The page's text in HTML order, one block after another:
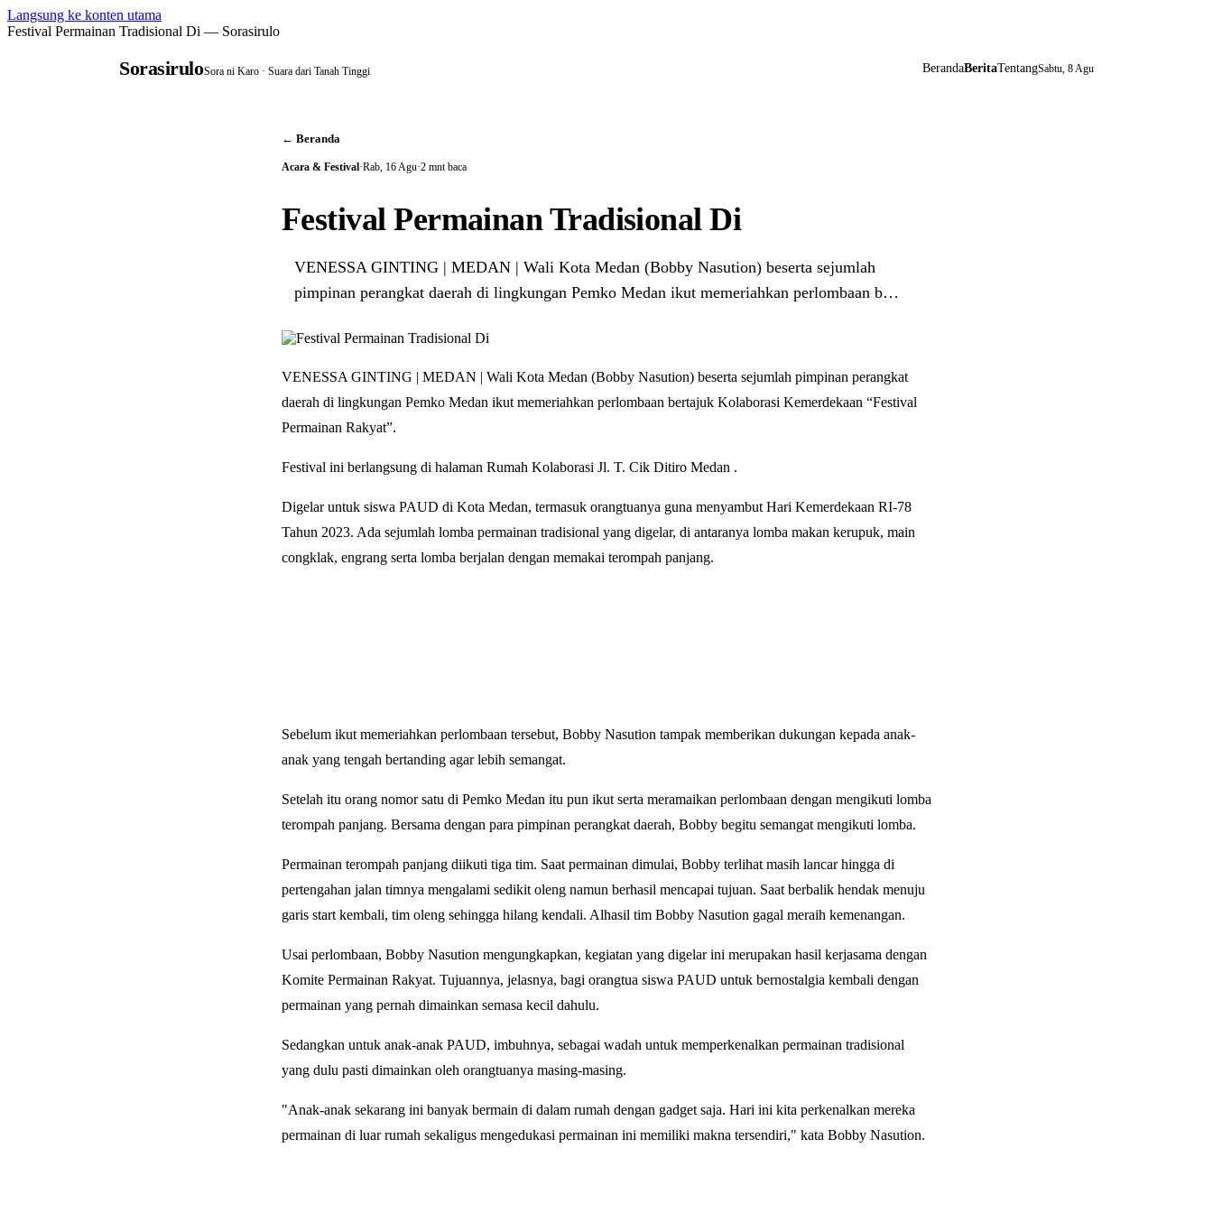
Langsung ke konten utama
Festival Permainan Tradisional Di — Sorasirulo
SorasiruloSora ni Karo · Suara dari Tanah Tinggi BerandaBeritaTentangSabtu, 8 Agu
← Beranda
Acara & Festival·Rab, 16 Agu·2 mnt baca
Festival Permainan Tradisional Di
VENESSA GINTING | MEDAN | Wali Kota Medan (Bobby Nasution) beserta sejumlah
pimpinan perangkat daerah di lingkungan Pemko Medan ikut memeriahkan perlombaan b…
VENESSA GINTING | MEDAN | Wali Kota Medan (Bobby Nasution) beserta sejumlah pimpinan perangkat
daerah di lingkungan Pemko Medan ikut memeriahkan perlombaan bertajuk Kolaborasi Kemerdekaan “Festival
Permainan Rakyat”.
Festival ini berlangsung di halaman Rumah Kolaborasi Jl. T. Cik Ditiro Medan .
Digelar untuk siswa PAUD di Kota Medan, termasuk orangtuanya guna menyambut Hari Kemerdekaan RI-78
Tahun 2023. Ada sejumlah lomba permainan tradisional yang digelar, di antaranya lomba makan kerupuk, main
congklak, engrang serta lomba berjalan dengan memakai terompah panjang.
Sebelum ikut memeriahkan perlombaan tersebut, Bobby Nasution tampak memberikan dukungan kepada anak-
anak yang tengah bertanding agar lebih semangat.
Setelah itu orang nomor satu di Pemko Medan itu pun ikut serta meramaikan perlombaan dengan mengikuti lomba
terompah panjang. Bersama dengan para pimpinan perangkat daerah, Bobby begitu semangat mengikuti lomba.
Permainan terompah panjang diikuti tiga tim. Saat permainan dimulai, Bobby terlihat masih lancar hingga di
pertengahan jalan timnya mengalami sedikit oleng namun berhasil mencapai tujuan. Saat berbalik hendak menuju
garis start kembali, tim oleng sehingga hilang kendali. Alhasil tim Bobby Nasution gagal meraih kemenangan.
Usai perlombaan, Bobby Nasution mengungkapkan, kegiatan yang digelar ini merupakan hasil kerjasama dengan
Komite Permainan Rakyat. Tujuannya, jelasnya, bagi orangtua siswa PAUD untuk bernostalgia kembali dengan
permainan yang pernah dimainkan semasa kecil dahulu.
Sedangkan untuk anak-anak PAUD, imbuhnya, sebagai wadah untuk memperkenalkan permainan tradisional
yang dulu pasti dimainkan oleh orangtuanya masing-masing.
"Anak-anak sekarang ini banyak bermain di dalam rumah dengan gadget saja. Hari ini kita perkenalkan mereka
permainan di luar rumah sekaligus mengedukasi permainan ini memiliki makna tersendiri," kata Bobby Nasution.